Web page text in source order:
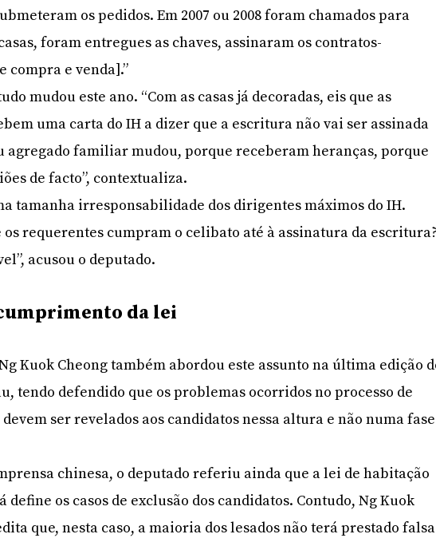
os pedidos. Em 2007 ou 2008 foram chamados para
foram entregues as chaves, assinaram os contratos-
compra e venda].”
mudou este ano. “Com as casas já decoradas, eis que as
uma carta do IH a dizer que a escritura não vai ser assinada
agregado familiar mudou, porque receberam heranças, porque
de facto”, contextualiza.
tamanha irresponsabilidade dos dirigentes máximos do IH.
os requerentes cumpram o celibato até à assinatura da
acusou o deputado.
da lei
Kuok Cheong também abordou este assunto na última edição
tendo defendido que os problemas ocorridos no processo de
ser revelados aos candidatos nessa altura e não numa fase
chinesa, o deputado referiu ainda que a lei de habitação
define os casos de exclusão dos candidatos. Contudo, Ng Kuok
que, nesta caso, a maioria dos lesados não terá prestado